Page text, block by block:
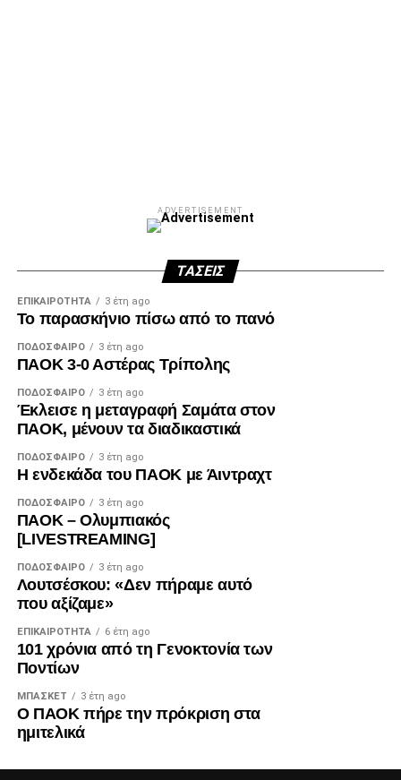
Facebook
Twitter
Email
ADVERTISEMENT
ΤΆΣΕΙΣ
ΕΠΙΚΑΙΡΌΤΗΤΑ 3 έτη ago
Το παρασκήνιο πίσω από το πανό
ΠΟΔΌΣΦΑΙΡΟ 3 έτη ago
ΠΑΟΚ 3-0 Αστέρας Τρίπολης
ΠΟΔΌΣΦΑΙΡΟ 3 έτη ago
Έκλεισε η μεταγραφή Σαμάτα στον
ΠΑΟΚ, μένουν τα διαδικαστικά
ΠΟΔΌΣΦΑΙΡΟ 3 έτη ago
Η ενδεκάδα του ΠΑΟΚ με Άιντραχτ
ΠΟΔΌΣΦΑΙΡΟ 3 έτη ago
ΠΑΟΚ – Ολυμπιακός
[LIVESTREAMING]
ΠΟΔΌΣΦΑΙΡΟ 3 έτη ago
Λουτσέσκου: «Δεν πήραμε αυτό
που αξίζαμε»
ΕΠΙΚΑΙΡΌΤΗΤΑ 6 έτη ago
101 χρόνια από τη Γενοκτονία των
Ποντίων
ΜΠΆΣΚΕΤ 3 έτη ago
Ο ΠΑΟΚ πήρε την πρόκριση στα
ημιτελικά